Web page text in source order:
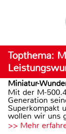
Topthema:
Miniatur-
Mit der M-
Generation
Superkompakt
wollen wir uns
>> Mehr